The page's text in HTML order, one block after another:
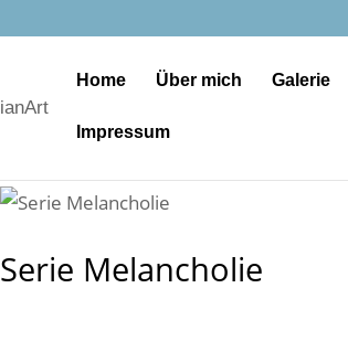
Home Über mich Galerie
Impressum
Serie Melancholie